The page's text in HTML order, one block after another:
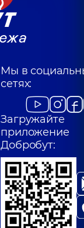
Мы в
сетях:
Загружайте
приложение
Добробут: